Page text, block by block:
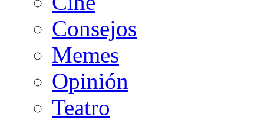
Consejos
Memes
Opinión
Teatro